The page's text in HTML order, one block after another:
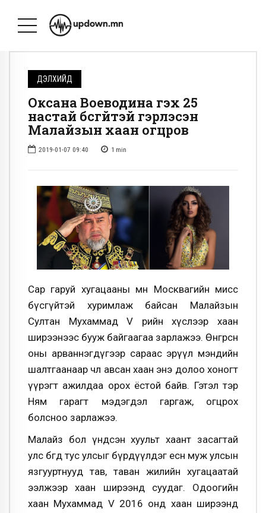
ДЭЛХИЙД
Оксана Воеводина гэх 25
настай бүсгүйтэй гэрлэсэн
Малайзын хаан огцров
2019-01-07 09:40 1 min
Сар гаруй хугацааны өмнө Москвагийн мисс
бүсгүйтэй хуримлаж байсан Малайзын
Султан Мухаммад V өөрийн хүслээр хаан
ширээнээс бууж байгаагаа зарлажээ. Өнгөрсөн
оны арваннэгдүгээр сараас эрүүл мэндийн
шалтгаанаар чөлөө авсан хаан энэ долоо хоногт
үүрэгт ажилдаа орох ёстой байв. Гэтэл тэр
Ням гарагт мэдэгдэл гаргаж, огцрох
болсноо зарлажээ.
Малайз бол үндсэн хуульт хаант засагтай
улс бөгөөд тус улсыг бүрдүүлдэг есөн муж улсын
язгууртнууд тав, таван жилийн хугацаатай
ээлжээр хаан ширээнд суудаг. Одоогийн
хаан Мухаммад V 2016 онд хаан ширээнд